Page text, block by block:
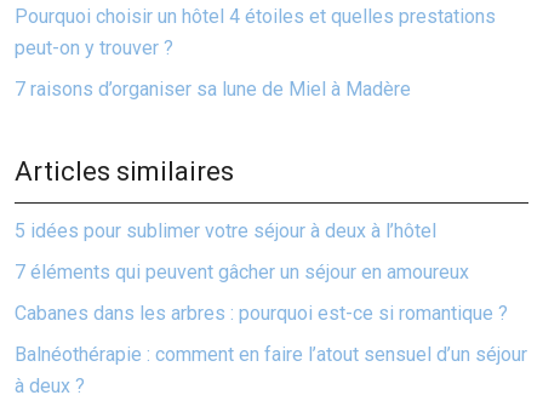
Pourquoi choisir un hôtel 4 étoiles et quelles prestations
peut-on y trouver ?
7 raisons d’organiser sa lune de Miel à Madère
Articles similaires
5 idées pour sublimer votre séjour à deux à l’hôtel
7 éléments qui peuvent gâcher un séjour en amoureux
Cabanes dans les arbres : pourquoi est-ce si romantique ?
Balnéothérapie : comment en faire l’atout sensuel d’un séjour
à deux ?